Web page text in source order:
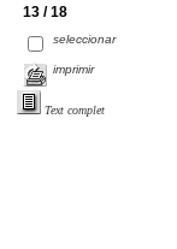
13 / 18
seleccionar
imprimir
Text complet